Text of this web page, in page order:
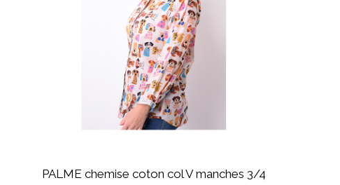
PALME chemise coton col V manches 3/4